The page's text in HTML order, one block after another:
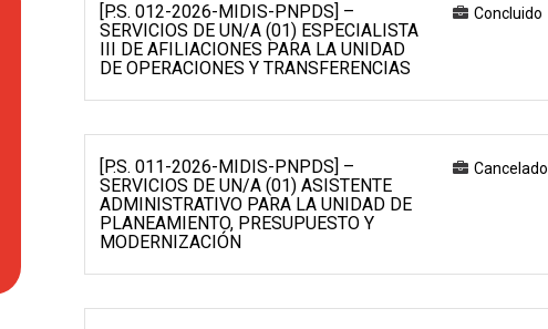
[P.S. 012-2026-MIDIS-PNPDS] –
SERVICIOS DE UN/A (01) ESPECIALISTA
III DE AFILIACIONES PARA LA UNIDAD
DE OPERACIONES Y TRANSFERENCIAS
Concluido
[P.S. 011-2026-MIDIS-PNPDS] –
SERVICIOS DE UN/A (01) ASISTENTE
ADMINISTRATIVO PARA LA UNIDAD DE
PLANEAMIENTO, PRESUPUESTO Y
MODERNIZACIÓN
Cancelado